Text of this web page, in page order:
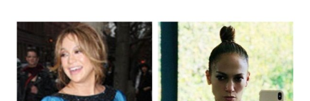
bodo tokrat morali osvoboditi vseh omejitev, ki si jih na
poti do sanj postavljajo sami ali pa jim drugi.